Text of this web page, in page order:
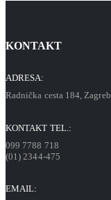
KONTAKT
ADRESA:
Radnička cesta 184, Zagreb
KONTAKT TEL.:
099 7788 718
(01) 2344-475
EMAIL: